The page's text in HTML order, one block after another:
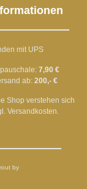
mit UPS
7,90 €
ab: 200,- €
Shop verstehen sich
Versandkosten.
by